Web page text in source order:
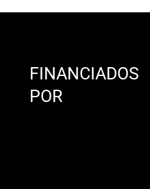
FINANCIADOS
POR